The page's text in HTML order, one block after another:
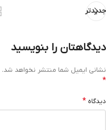
جدیدتر
دیدگاهتان را بنویسید
نشانی ایمیل شما منتشر نخواهد شد.
*
دیدگاه *